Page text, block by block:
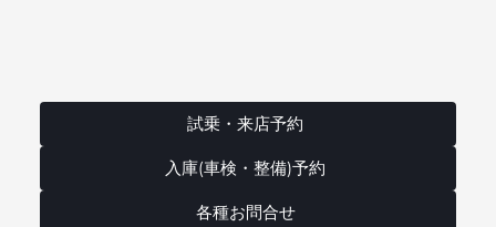
試乗・来店予約
入庫(車検・整備)予約
各種お問合せ